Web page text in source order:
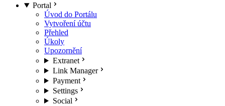
Portal
Úvod do Portálu
Vytvoření účtu
Přehled
Úkoly
Upozornění
Extranet
Link Manager
Payment
Settings
Social